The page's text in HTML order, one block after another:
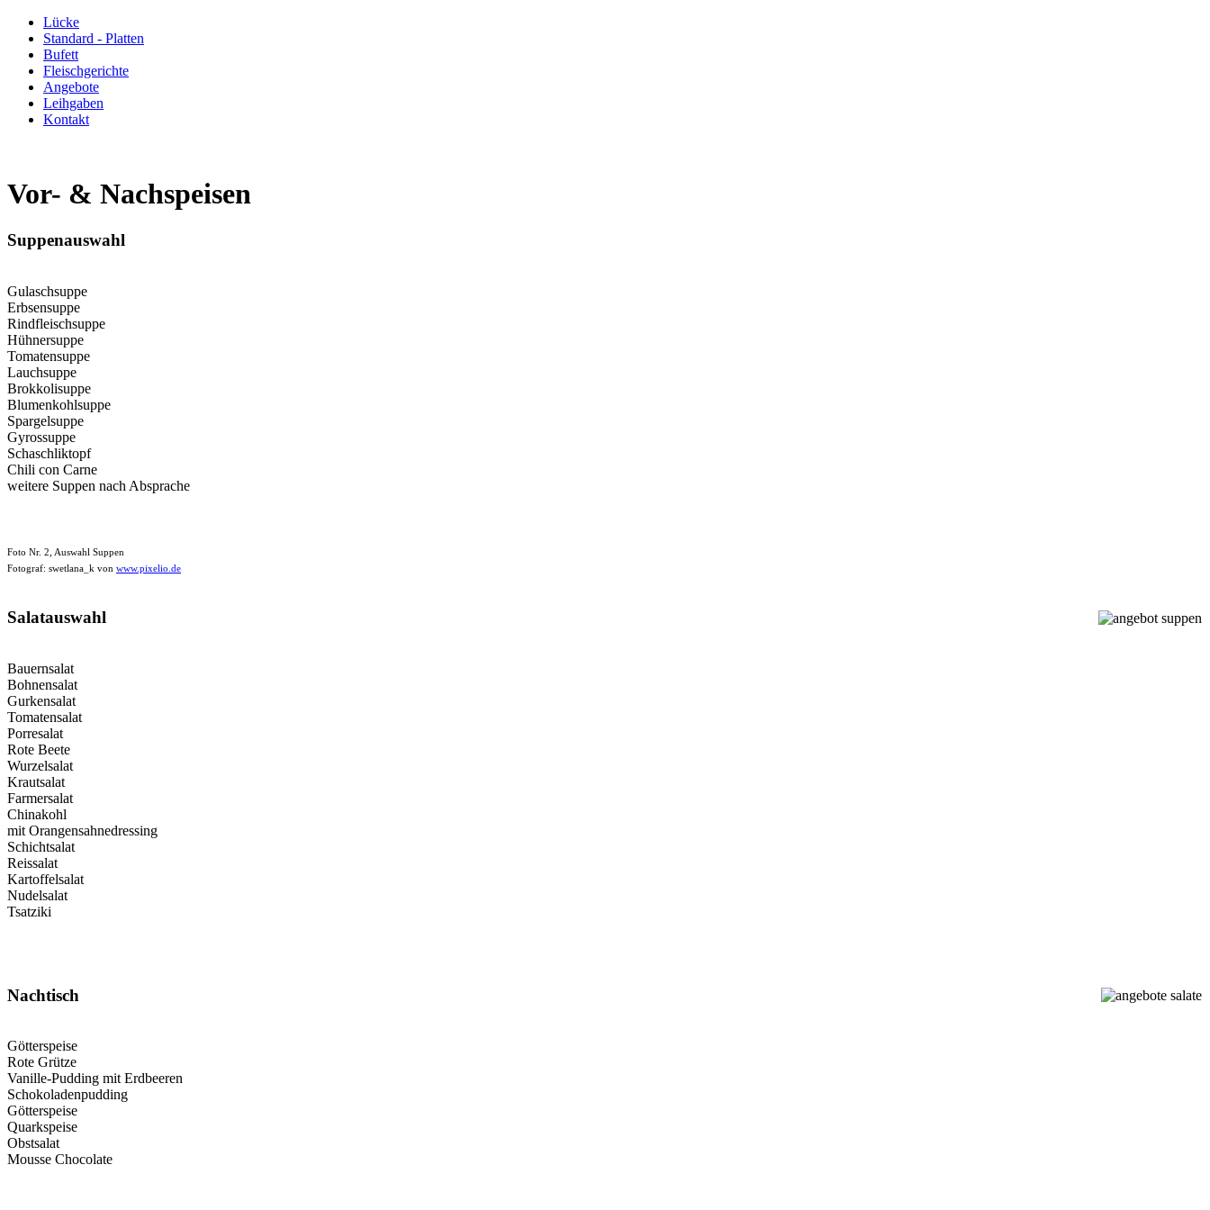
Lücke
Standard - Platten
Bufett
Fleischgerichte
Angebote
Leihgaben
Kontakt
Vor- & Nachspeisen
Suppenauswahl
Gulaschsuppe
Erbsensuppe
Rindfleischsuppe
Hühnersuppe
Tomatensuppe
Lauchsuppe
Brokkolisuppe
Blumenkohlsuppe
Spargelsuppe
Gyrossuppe
Schaschliktopf
Chili con Carne
weitere Suppen nach Absprache
Foto Nr. 2, Auswahl Suppen
Fotograf: swetlana_k von www.pixelio.de
Salatauswahl
Bauernsalat
Bohnensalat
Gurkensalat
Tomatensalat
Porresalat
Rote Beete
Wurzelsalat
Krautsalat
Farmersalat
Chinakohl
mit Orangensahnedressing
Schichtsalat
Reissalat
Kartoffelsalat
Nudelsalat
Tsatziki
Nachtisch
Götterspeise
Rote Grütze
Vanille-Pudding mit Erdbeeren
Schokoladenpudding
Götterspeise
Quarkspeise
Obstsalat
Mousse Chocolate